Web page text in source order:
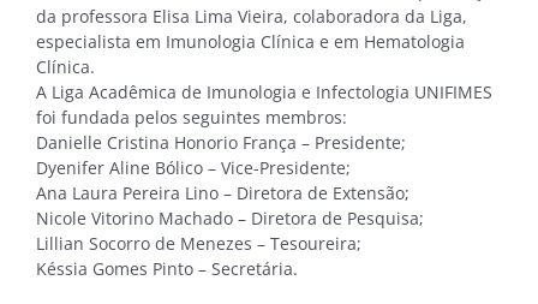
da professora Elisa Lima Vieira, colaboradora da Liga,
especialista em Imunologia Clínica e em Hematologia
Clínica.
A Liga Acadêmica de Imunologia e Infectologia UNIFIMES
foi fundada pelos seguintes membros:
Danielle Cristina Honorio França – Presidente;
Dyenifer Aline Bólico – Vice-Presidente;
Ana Laura Pereira Lino – Diretora de Extensão;
Nicole Vitorino Machado – Diretora de Pesquisa;
Lillian Socorro de Menezes – Tesoureira;
Késsia Gomes Pinto – Secretária.